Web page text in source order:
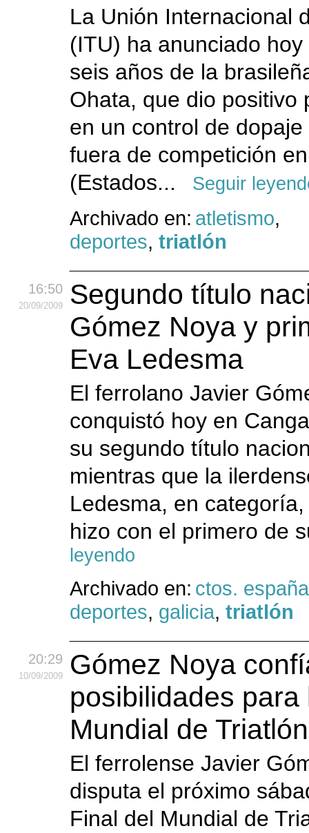
La Unión Internacional
(ITU) ha anunciado
seis años de la
Ohata, que dio positivo
en un control de
fuera de competición
(Estados...
Seguir
Archivado en: atletismo,
deportes, triatlón
16:50
20/09/2009
Segundo título
Gómez Noya y
Eva Ledesma
El ferrolano Javier
conquistó hoy en
su segundo título
mientras que la
Ledesma, en
hizo con el primero de
leyendo
Archivado en: ctos. españa
deportes, galicia, triatlón
20:29
10/09/2009
Gómez Noya
posibilidades para
Mundial de Triatlón
El ferrolense Javier
disputa el próximo
Final del Mundial de